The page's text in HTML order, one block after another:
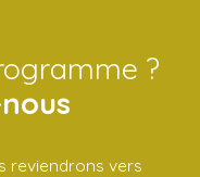
?
reviendrons vers